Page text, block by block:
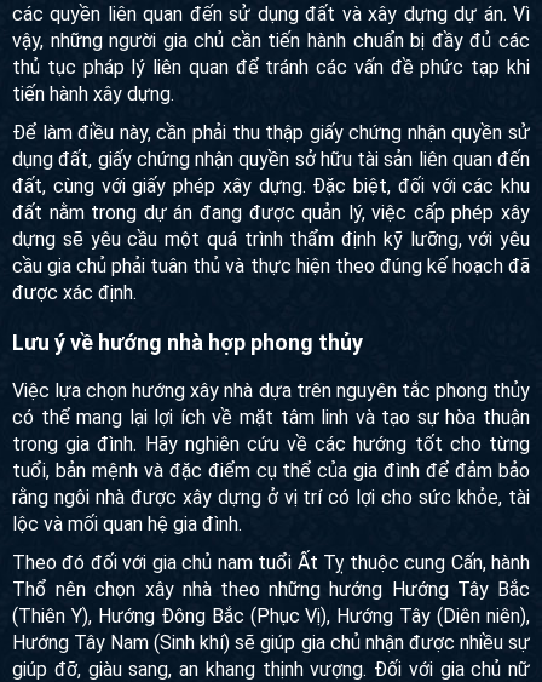
các quyền liên quan đến sử dụng đất và xây dựng dự án. Vì
vậy, những người gia chủ cần tiến hành chuẩn bị đầy đủ các
thủ tục pháp lý liên quan để tránh các vấn đề phức tạp khi
tiến hành xây dựng.
Để làm điều này, cần phải thu thập giấy chứng nhận quyền sử
dụng đất, giấy chứng nhận quyền sở hữu tài sản liên quan đến
đất, cùng với giấy phép xây dựng. Đặc biệt, đối với các khu
đất nằm trong dự án đang được quản lý, việc cấp phép xây
dựng sẽ yêu cầu một quá trình thẩm định kỹ lưỡng, với yêu
cầu gia chủ phải tuân thủ và thực hiện theo đúng kế hoạch đã
được xác định.
Lưu ý về hướng nhà hợp phong thủy
Việc lựa chọn hướng xây nhà dựa trên nguyên tắc phong thủy
có thể mang lại lợi ích về mặt tâm linh và tạo sự hòa thuận
trong gia đình. Hãy nghiên cứu về các hướng tốt cho từng
tuổi, bản mệnh và đặc điểm cụ thể của gia đình để đảm bảo
rằng ngôi nhà được xây dựng ở vị trí có lợi cho sức khỏe, tài
lộc và mối quan hệ gia đình.
Theo đó đối với gia chủ nam tuổi Ất Tỵ thuộc cung Cấn, hành
Thổ nên chọn xây nhà theo những hướng Hướng Tây Bắc
(Thiên Y), Hướng Đông Bắc (Phục Vị), Hướng Tây (Diên niên),
Hướng Tây Nam (Sinh khí) sẽ giúp gia chủ nhận được nhiều sự
giúp đỡ, giàu sang, an khang thịnh vượng. Đối với gia chủ nữ